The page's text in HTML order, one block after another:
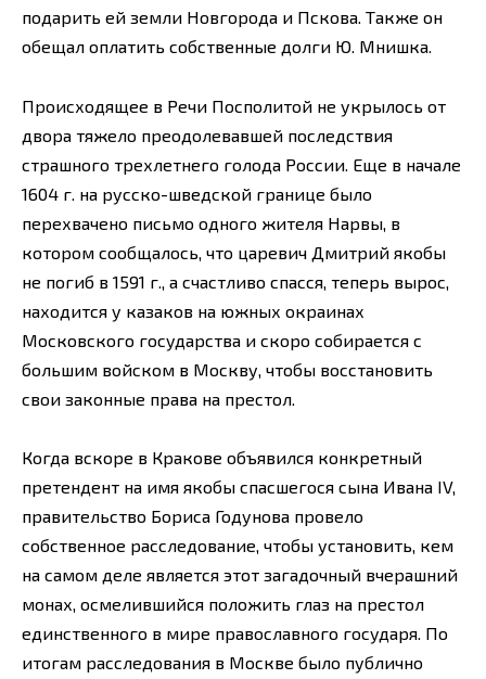
подарить ей земли Новгорода и Пскова. Также он
обещал оплатить собственные долги Ю. Мнишка.
Происходящее в Речи Посполитой не укрылось от
двора тяжело преодолевавшей последствия
страшного трехлетнего голода России. Еще в начале
1604 г. на русско-шведской границе было
перехвачено письмо одного жителя Нарвы, в
котором сообщалось, что царевич Дмитрий якобы
не погиб в 1591 г., а счастливо спасся, теперь вырос,
находится у казаков на южных окраинах
Московского государства и скоро собирается с
большим войском в Москву, чтобы восстановить
свои законные права на престол.
Когда вскоре в Кракове объявился конкретный
претендент на имя якобы спасшегося сына Ивана IV,
правительство Бориса Годунова провело
собственное расследование, чтобы установить, кем
на самом деле является этот загадочный вчерашний
монах, осмелившийся положить глаз на престол
единственного в мире православного государя. По
итогам расследования в Москве было публично